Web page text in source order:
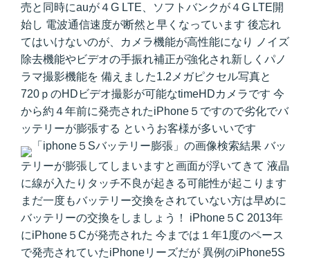
売と同時にauが４G LTE、ソフトバンクが４G LTE開
始し 電波通信速度が断然と早くなっています 後忘れ
てはいけないのが、カメラ機能が高性能になり ノイズ
除去機能やビデオの手振れ補正が強化され新しくパノ
ラマ撮影機能を 備えました1.2メガピクセル写真と
720ｐのHDビデオ撮影が可能なtimeHDカメラです 今
から約４年前に発売されたiPhone５ですので劣化でバ
ッテリーが膨張する というお客様が多いいです
バッ
テリーが膨張してしまいますと画面が浮いてきて 液晶
に線が入たりタッチ不良が起きる可能性が起こります
まだ一度もバッテリー交換をされていない方は早めに
バッテリーの交換をしましょう！ iPhone５C 2013年
にiPhone５Cが発売された 今までは１年1度のペース
で発売されていたiPhoneリーズだが 異例のiPhone5S